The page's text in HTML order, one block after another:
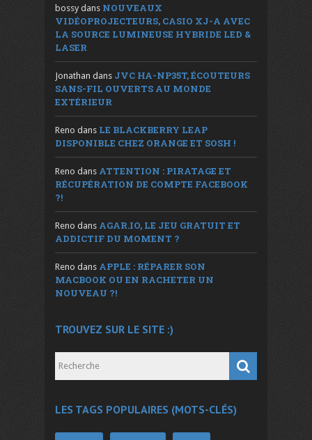
bossy dans NOUVEAUX
VIDÉOPROJECTEURS, CASIO XJ-A AVEC
LA SOURCE LUMINEUSE HYBRIDE LED &
LASER
Jonathan dans JVC HA-NP35T, ÉCOUTEURS
SANS-FIL OUVERTS AU MONDE
EXTÉRIEUR
Reno dans LE BLACKBERRY LEAP
DISPONIBLE CHEZ ORANGE ET SOSH !
Reno dans ATTENTION : PIRATAGE ET
RÉCUPÉRATION DE COMPTE FACEBOOK
?!
Reno dans AGAR.IO, LE JEU GRATUIT ET
ADDICTIF DU MOMENT ?
Reno dans APPLE : RÉPARER SON
MACBOOK OU EN RACHETER UN
NOUVEAU ?!
TROUVEZ SUR LE SITE :)
LES TAGS POPULAIRES (MOTS-CLÉS)